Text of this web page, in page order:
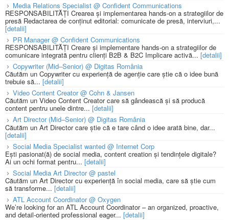
Media Relations Specialist @ Confident Communications
RESPONSABILITĂȚI Crearea și implementarea hands-on a strategiilor de
presă Redactarea de conținut editorial: comunicate de presă, interviuri,...
[detalii]
PR Manager @ Confident Communications
RESPONSABILITĂȚI Creare și implementare hands-on a strategiilor de
comunicare integrată pentru clienți B2B & B2C Implicare activă... [detalii]
Copywriter (Mid–Senior) @ Digitas România
Căutăm un Copywriter cu experiență de agenție care știe că o idee bună
trebuie să... [detalii]
Video Content Creator @ Cohn & Jansen
Căutăm un Video Content Creator care să gândească și să producă
content pentru unele dintre... [detalii]
Art Director (Mid–Senior) @ Digitas România
Căutăm un Art Director care știe că e tare când o idee arată bine, dar...
[detalii]
Social Media Specialist wanted @ Internet Corp
Ești pasionat(ă) de social media, content creation și tendințele digitale?
Ai un ochi format pentru... [detalii]
Social Media Art Director @ pastel
Căutăm un Art Director cu experiență în social media, care să știe cum
să transforme... [detalii]
ATL Account Coordinator @ Oxygen
We’re looking for an ATL Account Coordinator – an organized, proactive,
and detail-oriented professional eager... [detalii]